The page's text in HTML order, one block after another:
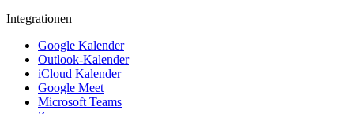
Integrationen
Google Kalender
Outlook-Kalender
iCloud Kalender
Google Meet
Microsoft Teams